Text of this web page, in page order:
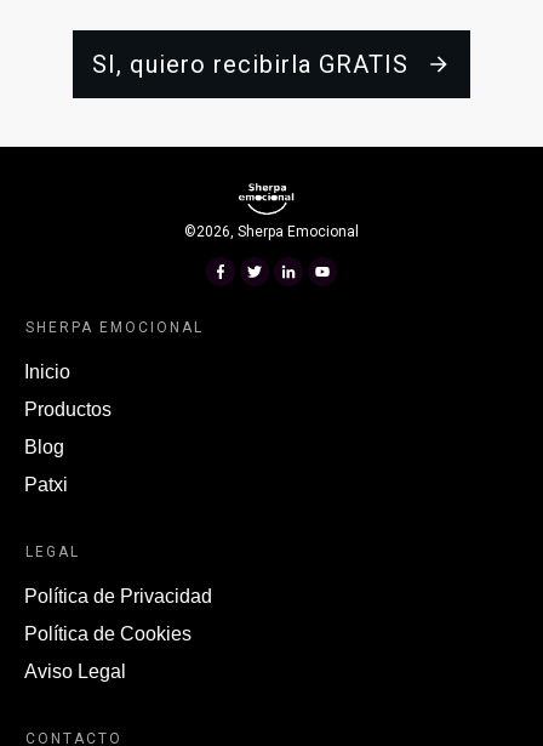
SI, quiero recibirla GRATIS
©2026, Sherpa Emocional
SHERPA EMOCIONAL
Inicio
Productos
Blog
Patxi
LEGAL
Política de Privacidad
Política de Cookies
Aviso Legal
CONTACTO